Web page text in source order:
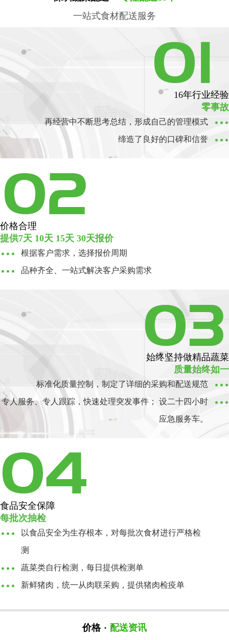
一站式食材配送服务
16年行业经验
零事故
再经营中不断思考总结，形成自己的管理模式
缔造了良好的口碑和信誉
价格合理
提供7天 10天 15天 30天报价
根据客户需求，选择报价周期
品种齐全、一站式解决客户采购需求
始终坚持做精品蔬菜
质量始终如一
标准化质量控制，制定了详细的采购和配送规范
专人服务、专人跟踪，快速处理突发事件； 设二十四小时
应急服务车。
食品安全保障
每批次抽检
以食品安全为生存根本，对每批次食材进行严格检
测
蔬菜类自行检测，每日提供检测单
新鲜猪肉，统一从肉联采购，提供猪肉检疫单
价格 · 配送资讯